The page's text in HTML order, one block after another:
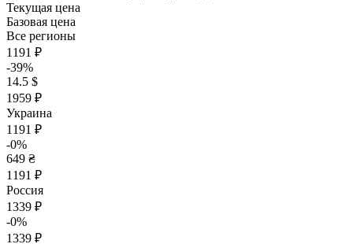
Текущая цена
Базовая цена
Все регионы
1191 ₽
-39%
14.5 $
1959 ₽
Украина
1191 ₽
-0%
649 ₴
1191 ₽
Россия
1339 ₽
-0%
1339 ₽